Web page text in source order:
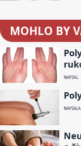
MOHLO BY